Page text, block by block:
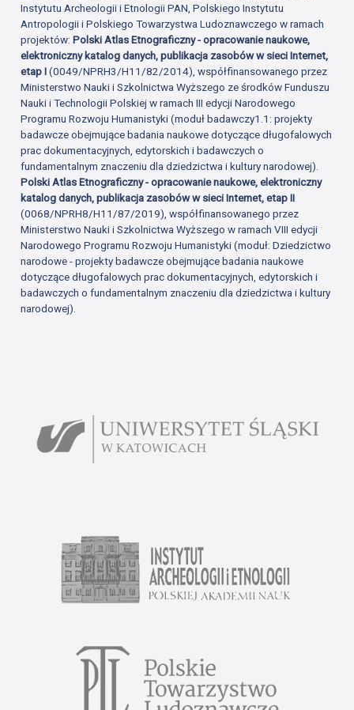
Instytutu Archeologii i Etnologii PAN, Polskiego Instytutu
Antropologii i Polskiego Towarzystwa Ludoznawczego w ramach
projektów:Polski Atlas Etnograficzny - opracowanie naukowe,
elektroniczny katalog danych, publikacja zasobów w sieci Internet,
etap I(0049/NPRH3/H11/82/2014), współfinansowanego przez
Ministerstwo Nauki i Szkolnictwa Wyższego ze środków Funduszu
Nauki i Technologii Polskiej w ramach III edycji Narodowego
Programu Rozwoju Humanistyki (moduł badawczy1.1: projekty
badawcze obejmujące badania naukowe dotyczące długofalowych
prac dokumentacyjnych, edytorskich i badawczych o
fundamentalnym znaczeniu dla dziedzictwa i kultury narodowej).
Polski Atlas Etnograficzny - opracowanie naukowe, elektroniczny
katalog danych, publikacja zasobów w sieci Internet, etap II
(0068/NPRH8/H11/87/2019), współfinansowanego przez
Ministerstwo Nauki i Szkolnictwa Wyższego w ramach VIII edycji
Narodowego Programu Rozwoju Humanistyki (moduł: Dziedzictwo
narodowe - projekty badawcze obejmujące badania naukowe
dotyczące długofalowych prac dokumentacyjnych, edytorskich i
badawczych o fundamentalnym znaczeniu dla dziedzictwa i kultury
narodowej).